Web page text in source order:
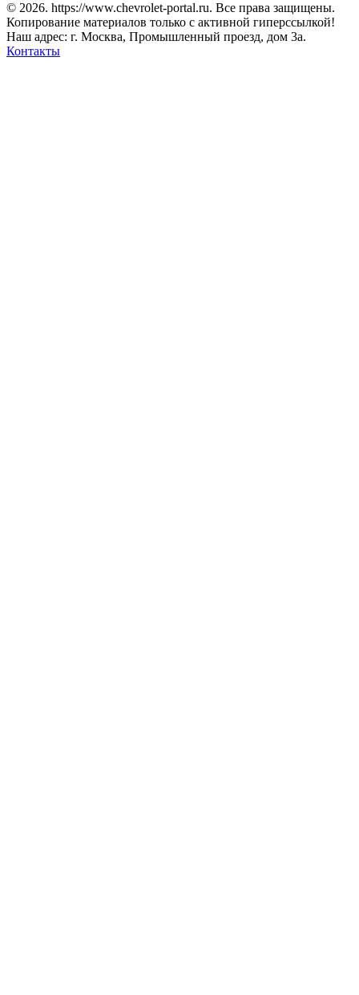
© 2026. https://www.chevrolet-portal.ru. Все права защищены.
Копирование материалов только с активной гиперссылкой!
Наш адрес: г. Москва, Промышленный проезд, дом 3а.
Контакты